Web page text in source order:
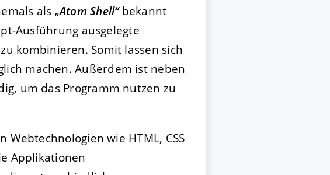
als „Atom Shell“bekannt
Ausführung ausgelegte
kombinieren. Somit lassen sich
machen. Außerdem ist neben
um das Programm nutzen zu
wie HTML, CSS
Applikationen